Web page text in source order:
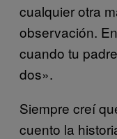
cualquier otra
observación.
cuando tu
dos».
Siempre creí
cuento la